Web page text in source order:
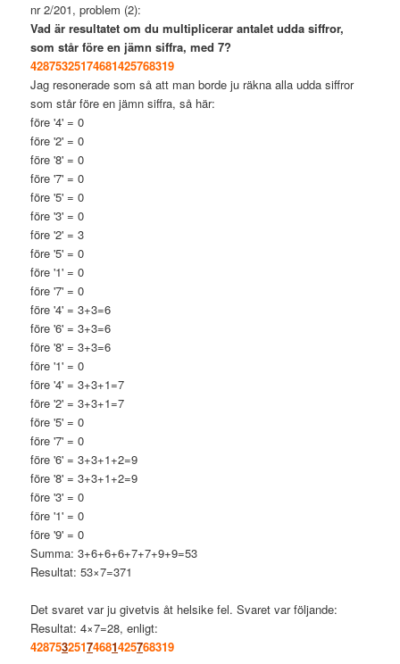
nr 2/201, problem (2):
Vad är resultatet om du multiplicerar antalet udda siffror,
som står före en jämn siffra, med 7?
42875325174681425768319
Jag resonerade som så att man borde ju räkna alla udda siffror
som står före en jämn siffra, så här:
före '4' = 0
före '2' = 0
före '8' = 0
före '7' = 0
före '5' = 0
före '3' = 0
före '2' = 3
före '5' = 0
före '1' = 0
före '7' = 0
före '4' = 3+3=6
före '6' = 3+3=6
före '8' = 3+3=6
före '1' = 0
före '4' = 3+3+1=7
före '2' = 3+3+1=7
före '5' = 0
före '7' = 0
före '6' = 3+3+1+2=9
före '8' = 3+3+1+2=9
före '3' = 0
före '1' = 0
före '9' = 0
Summa: 3+6+6+6+7+7+9+9=53
Resultat: 53×7=371
Det svaret var ju givetvis åt helsike fel. Svaret var följande:
Resultat: 4×7=28, enligt:
42875325174681425768319